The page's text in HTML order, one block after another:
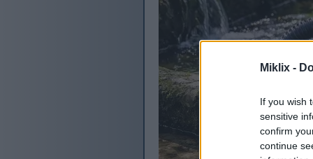
Miklix -
If you wish
sensitive
confirm
continue